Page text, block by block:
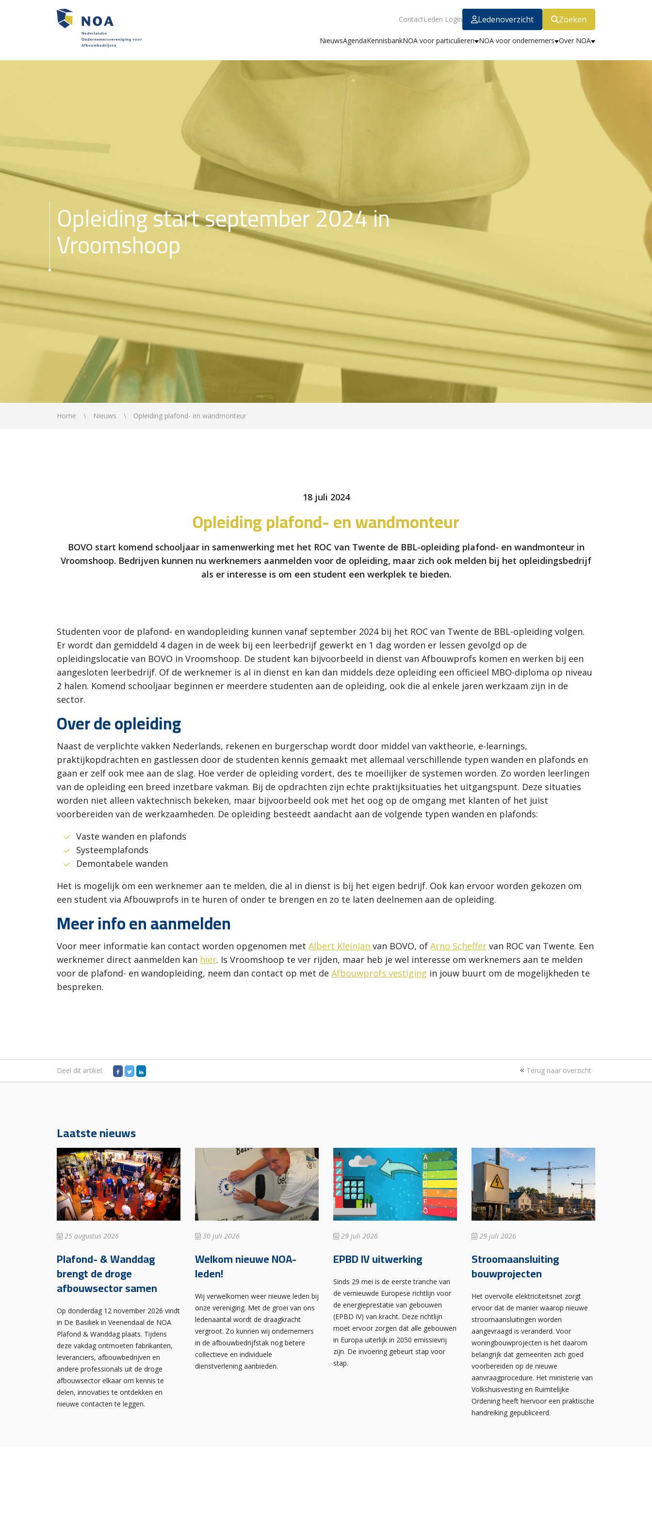
ContactLeden Login Ledenoverzicht Zoeken
NieuwsAgendaKennisbankNOA voor particulieren NOA voor ondernemers Over NOA
Opleiding start september 2024 in
Vroomshoop
Home Nieuws Opleiding plafond- en wandmonteur
18 juli 2024
Opleiding plafond- en wandmonteur
BOVO start komend schooljaar in samenwerking met het ROC van Twente de BBL-opleiding plafond- en wandmonteur in
Vroomshoop. Bedrijven kunnen nu werknemers aanmelden voor de opleiding, maar zich ook melden bij het opleidingsbedrijf
als er interesse is om een student een werkplek te bieden.
Studenten voor de plafond- en wandopleiding kunnen vanaf september 2024 bij het ROC van Twente de BBL-opleiding volgen.
Er wordt dan gemiddeld 4 dagen in de week bij een leerbedrijf gewerkt en 1 dag worden er lessen gevolgd op de
opleidingslocatie van BOVO in Vroomshoop. De student kan bijvoorbeeld in dienst van Afbouwprofs komen en werken bij een
aangesloten leerbedrijf. Of de werknemer is al in dienst en kan dan middels deze opleiding een officieel MBO-diploma op niveau
2 halen. Komend schooljaar beginnen er meerdere studenten aan de opleiding, ook die al enkele jaren werkzaam zijn in de
sector.
Over de opleiding
Naast de verplichte vakken Nederlands, rekenen en burgerschap wordt door middel van vaktheorie, e-learnings,
praktijkopdrachten en gastlessen door de studenten kennis gemaakt met allemaal verschillende typen wanden en plafonds en
gaan er zelf ook mee aan de slag. Hoe verder de opleiding vordert, des te moeilijker de systemen worden. Zo worden leerlingen
van de opleiding een breed inzetbare vakman. Bij de opdrachten zijn echte praktijksituaties het uitgangspunt. Deze situaties
worden niet alleen vaktechnisch bekeken, maar bijvoorbeeld ook met het oog op de omgang met klanten of het juist
voorbereiden van de werkzaamheden. De opleiding besteedt aandacht aan de volgende typen wanden en plafonds:
Vaste wanden en plafonds
Systeemplafonds
Demontabele wanden
Het is mogelijk om een werknemer aan te melden, die al in dienst is bij het eigen bedrijf. Ook kan ervoor worden gekozen om
een student via Afbouwprofs in te huren of onder te brengen en zo te laten deelnemen aan de opleiding.
Meer info en aanmelden
Voor meer informatie kan contact worden opgenomen met Albert KleinJan van BOVO, of Arno Scheffer van ROC van Twente. Een
werknemer direct aanmelden kan hier. Is Vroomshoop te ver rijden, maar heb je wel interesse om werknemers aan te melden
voor de plafond- en wandopleiding, neem dan contact op met de Afbouwprofs vestiging in jouw buurt om de mogelijkheden te
bespreken.
Deel dit artikel: Terug naar overzicht
Laatste nieuws
25 augustus 2026
Plafond- & Wanddag
brengt de droge
afbouwsector samen
Op donderdag 12 november 2026 vindt
in De Basiliek in Veenendaal de NOA
Plafond & Wanddag plaats. Tijdens
deze vakdag ontmoeten fabrikanten,
leveranciers, afbouwbedrijven en
andere professionals uit de droge
afbouwsector elkaar om kennis te
delen, innovaties te ontdekken en
nieuwe contacten te leggen.
30 juli 2026
Welkom nieuwe NOA-
leden!
Wij verwelkomen weer nieuwe leden bij
onze vereniging. Met de groei van ons
ledenaantal wordt de draagkracht
vergroot. Zo kunnen wij ondernemers
in de afbouwbedrijfstak nog betere
collectieve en individuele
dienstverlening aanbieden.
29 juli 2026
EPBD IV uitwerking
Sinds 29 mei is de eerste tranche van
de vernieuwde Europese richtlijn voor
de energieprestatie van gebouwen
(EPBD IV) van kracht. Deze richtlijn
moet ervoor zorgen dat alle gebouwen
in Europa uiterlijk in 2050 emissievrij
zijn. De invoering gebeurt stap voor
stap.
29 juli 2026
Stroomaansluiting
bouwprojecten
Het overvolle elektriciteitsnet zorgt
ervoor dat de manier waarop nieuwe
stroomaansluitingen worden
aangevraagd is veranderd. Voor
woningbouwprojecten is het daarom
belangrijk dat gemeenten zich goed
voorbereiden op de nieuwe
aanvraagprocedure. Het ministerie van
Volkshuisvesting en Ruimtelijke
Ordening heeft hiervoor een praktische
handreiking gepubliceerd.